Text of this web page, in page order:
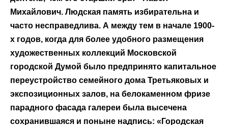
Михайлович. Людская память избирательна и
часто несправедлива. А между тем в начале 1900-
х годов, когда для более удобного размещения
художественных коллекций Московской
городской Думой было предпринято капитальное
переустройство семейного дома Третьяковых и
экспозиционных залов, на белокаменном фризе
парадного фасада галереи была высечена
сохранившаяся и поныне надпись: «Городская